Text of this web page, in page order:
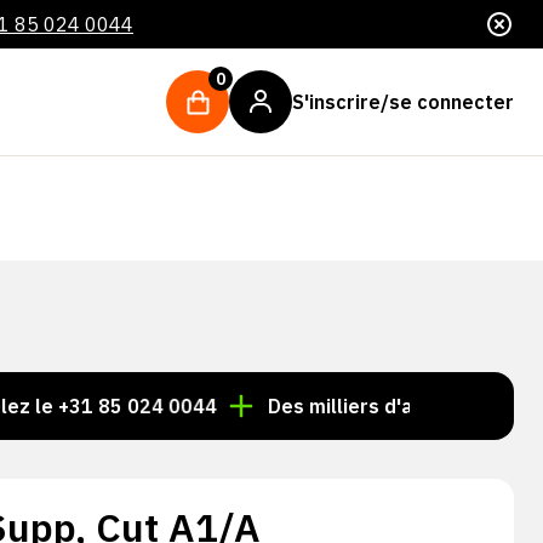
85 024 0044
0
S'inscrire/se connecter
85 024 0044 Des milliers d'articles toujours en
Cut A1/A